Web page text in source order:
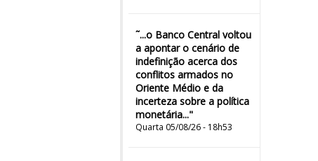
˜...o Banco Central voltou
a apontar o cenário de
indefinição acerca dos
conflitos armados no
Oriente Médio e da
incerteza sobre a política
monetária..."
Quarta 05/08/26 - 18h53